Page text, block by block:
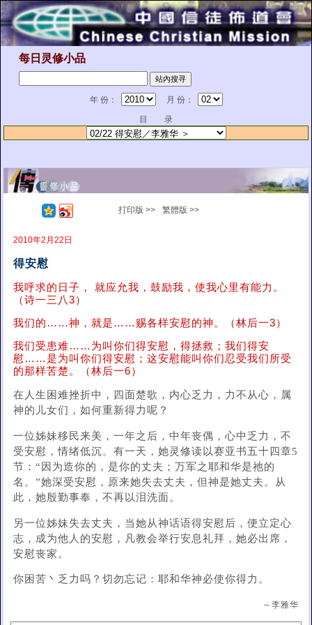
每日灵修小品
年 份：
月 份：
目 录
打印版 >> 繁體版 >>
2010年2月22日
得安慰
我呼求的日子， 就应允我，鼓励我，使我心里有能力。
（诗一三八3）
我们的……神，就是……赐各样安慰的神。（林后一3）
我们受患难……为叫你们得安慰，得拯救；我们得安
慰……是为叫你们得安慰；这安慰能叫你们忍受我们所受
的那样苦楚。（林后一6）
在人生困难挫折中，四面楚歌，内心乏力，力不从心，属
神的儿女们，如何重新得力呢？
一位姊妹移民来美，一年之后，中年丧偶，心中乏力，不
受安慰，情绪低沉。有一天，她灵修读以赛亚书五十四章5
节：“因为造你的，是你的丈夫；万军之耶和华是祂的
名。”她深受安慰，原来她失去丈夫，但神是她丈夫。从
此，她殷勤事奉，不再以泪洗面。
另一位姊妹失去丈夫，当她从神话语得安慰后，便立定心
志，成为他人的安慰，凡教会举行安息礼拜，她必出席，
安慰丧家。
你困苦丶乏力吗？切勿忘记：耶和华神必使你得力。
～李雅华